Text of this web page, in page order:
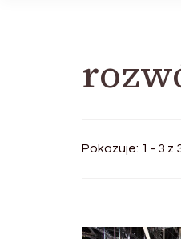
Pokazuje: 1 - 3 z